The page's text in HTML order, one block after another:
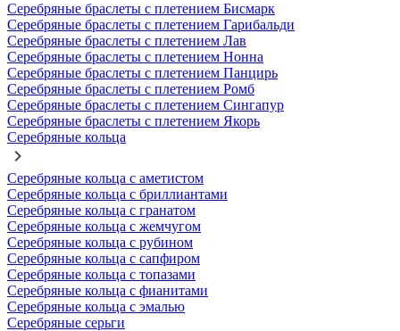
Серебряные браслеты с плетением Бисмарк
Серебряные браслеты с плетением Гарибальди
Серебряные браслеты с плетением Лав
Серебряные браслеты с плетением Нонна
Серебряные браслеты с плетением Панцирь
Серебряные браслеты с плетением Ромб
Серебряные браслеты с плетением Сингапур
Серебряные браслеты с плетением Якорь
Серебряные кольца
Серебряные кольца с аметистом
Серебряные кольца с бриллиантами
Серебряные кольца с гранатом
Серебряные кольца с жемчугом
Серебряные кольца с рубином
Серебряные кольца с сапфиром
Серебряные кольца с топазами
Серебряные кольца с фианитами
Серебряные кольца с эмалью
Серебряные серьги